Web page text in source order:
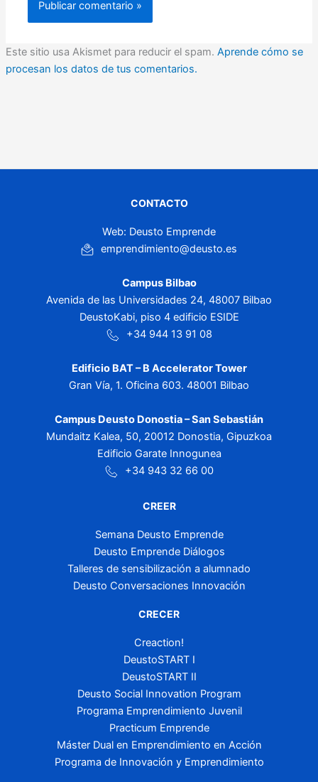
Este sitio usa Akismet para reducir el spam. Aprende cómo se
procesan los datos de tus comentarios.
CONTACTO
Web: Deusto Emprende
emprendimiento@deusto.es
Campus Bilbao
Avenida de las Universidades 24, 48007 Bilbao
DeustoKabi, piso 4 edificio ESIDE
+34 944 13 91 08
Edificio BAT – B Accelerator Tower
Gran Vía, 1. Oficina 603. 48001 Bilbao
Campus Deusto Donostia – San Sebastián
Mundaitz Kalea, 50, 20012 Donostia, Gipuzkoa
Edificio Garate Innogunea
+34 943 32 66 00
CREER
Semana Deusto Emprende
Deusto Emprende Diálogos
Talleres de sensibilización a alumnado
Deusto Conversaciones Innovación
CRECER
Creaction!
DeustoSTART I
DeustoSTART II
Deusto Social Innovation Program
Programa Emprendimiento Juvenil
Practicum Emprende
Máster Dual en Emprendimiento en Acción
Programa de Innovación y Emprendimiento